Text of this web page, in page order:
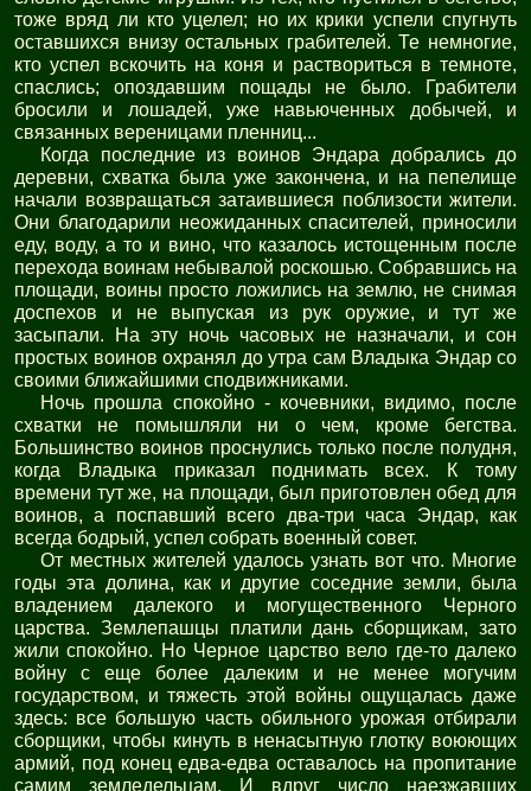
тоже вряд ли кто уцелел; но их крики успели спугнуть
оставшихся внизу остальных грабителей. Те немногие,
кто успел вскочить на коня и раствориться в темноте,
спаслись; опоздавшим пощады не было. Грабители
бросили и лошадей, уже навьюченных добычей, и
связанных вереницами пленниц...
Когда последние из воинов Эндара добрались до
деревни, схватка была уже закончена, и на пепелище
начали возвращаться затаившиеся поблизости жители.
Они благодарили неожиданных спасителей, приносили
еду, воду, а то и вино, что казалось истощенным после
перехода воинам небывалой роскошью. Собравшись на
площади, воины просто ложились на землю, не снимая
доспехов и не выпуская из рук оружие, и тут же
засыпали. На эту ночь часовых не назначали, и сон
простых воинов охранял до утра сам Владыка Эндар со
своими ближайшими сподвижниками.
Ночь прошла спокойно - кочевники, видимо, после
схватки не помышляли ни о чем, кроме бегства.
Большинство воинов проснулись только после полудня,
когда Владыка приказал поднимать всех. К тому
времени тут же, на площади, был приготовлен обед для
воинов, а поспавший всего два-три часа Эндар, как
всегда бодрый, успел собрать военный совет.
От местных жителей удалось узнать вот что. Многие
годы эта долина, как и другие соседние земли, была
владением далекого и могущественного Черного
царства. Землепашцы платили дань сборщикам, зато
жили спокойно. Но Черное царство вело где-то далеко
войну с еще более далеким и не менее могучим
государством, и тяжесть этой войны ощущалась даже
здесь: все большую часть обильного урожая отбирали
сборщики, чтобы кинуть в ненасытную глотку воюющих
армий, под конец едва-едва оставалось на пропитание
самим земледельцам. И вдруг число наезжавших